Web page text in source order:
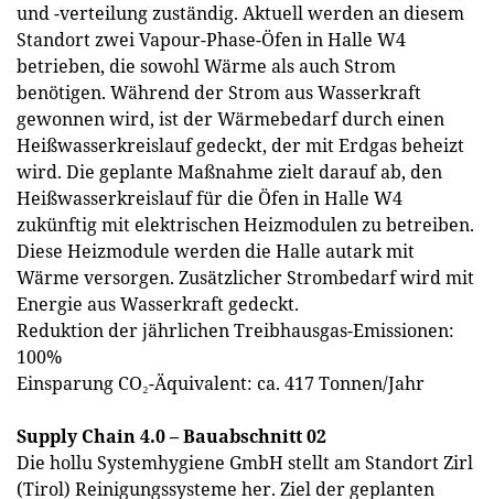
und -verteilung zuständig. Aktuell werden an diesem
Standort zwei Vapour-Phase-Öfen in Halle W4
betrieben, die sowohl Wärme als auch Strom
benötigen. Während der Strom aus Wasserkraft
gewonnen wird, ist der Wärmebedarf durch einen
Heißwasserkreislauf gedeckt, der mit Erdgas beheizt
wird. Die geplante Maßnahme zielt darauf ab, den
Heißwasserkreislauf für die Öfen in Halle W4
zukünftig mit elektrischen Heizmodulen zu betreiben.
Diese Heizmodule werden die Halle autark mit
Wärme versorgen. Zusätzlicher Strombedarf wird mit
Energie aus Wasserkraft gedeckt.
Reduktion der jährlichen Treibhausgas-Emissionen:
100%
Einsparung CO₂-Äquivalent: ca. 417 Tonnen/Jahr
Supply Chain 4.0 – Bauabschnitt 02
Die hollu Systemhygiene GmbH stellt am Standort Zirl
(Tirol) Reinigungssysteme her. Ziel der geplanten